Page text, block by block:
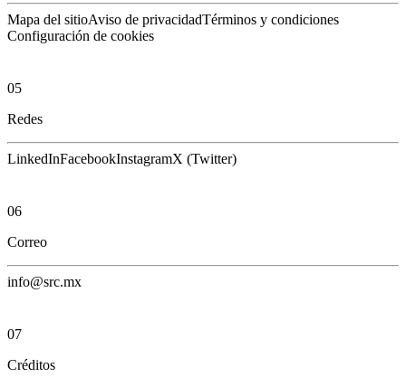
Mapa del sitioAviso de privacidadTérminos y condiciones
Configuración de cookies
05
Redes
LinkedInFacebookInstagramX (Twitter)
06
Correo
info@src.mx
07
Créditos